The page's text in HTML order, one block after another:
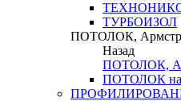
ТУРБОИЗОЛ
ПОТОЛОК,
Назад
ПОТОЛОК,
ПОТОЛОК